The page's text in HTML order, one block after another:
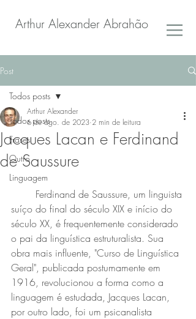
Arthur Alexander Abrahão
Post
Todos posts
Frases
Outro
Linguagem
Todos posts
Jacques Lacan e Ferdinand
de Saussure
Arthur Alexander
6 de ago. de 2023 2 min de leitura
suíço do final do século XIX e início do
século XX, é frequentemente considerado
o pai da linguística estruturalista. Sua
obra mais influente, "Curso de Linguística
Geral", publicada postumamente em
1916, revolucionou a forma como a
linguagem é estudada, Jacques Lacan,
por outro lado, foi um psicanalista